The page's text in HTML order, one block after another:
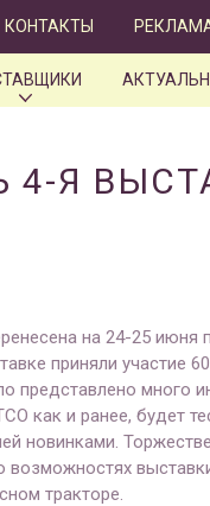
КОНТАКТЫ
на 24-25
приняли участие
представлено много
как и ранее, будет
новинками.
возможностях
тракторе.